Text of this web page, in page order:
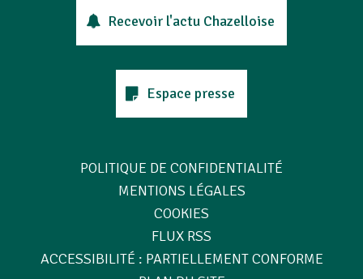
Recevoir l'actu Chazelloise
Espace presse
POLITIQUE DE CONFIDENTIALITÉ
MENTIONS LÉGALES
COOKIES
FLUX RSS
ACCESSIBILITÉ : PARTIELLEMENT CONFORME